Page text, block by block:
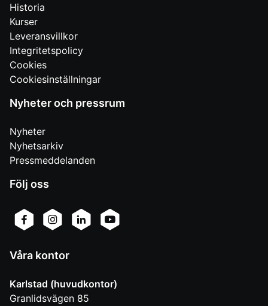
Historia
Kurser
Leveransvillkor
Integritetspolicy
Cookies
Cookiesinställningar
Nyheter och pressrum
Nyheter
Nyhetsarkiv
Pressmeddelanden
Följ oss
Våra kontor
Karlstad (huvudkontor)
Granlidsvägen 85